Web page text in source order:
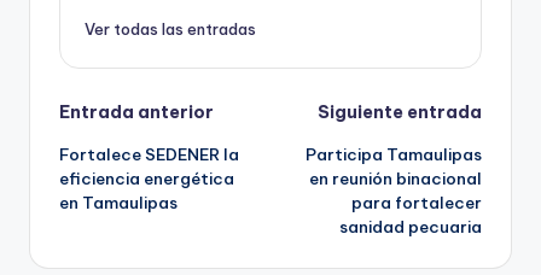
Ver todas las entradas
Navegación
de
entradas
Entrada anterior
Fortalece SEDENER la
eficiencia energética
en Tamaulipas
Siguiente entrada
Participa Tamaulipas
en reunión binacional
para fortalecer
sanidad pecuaria